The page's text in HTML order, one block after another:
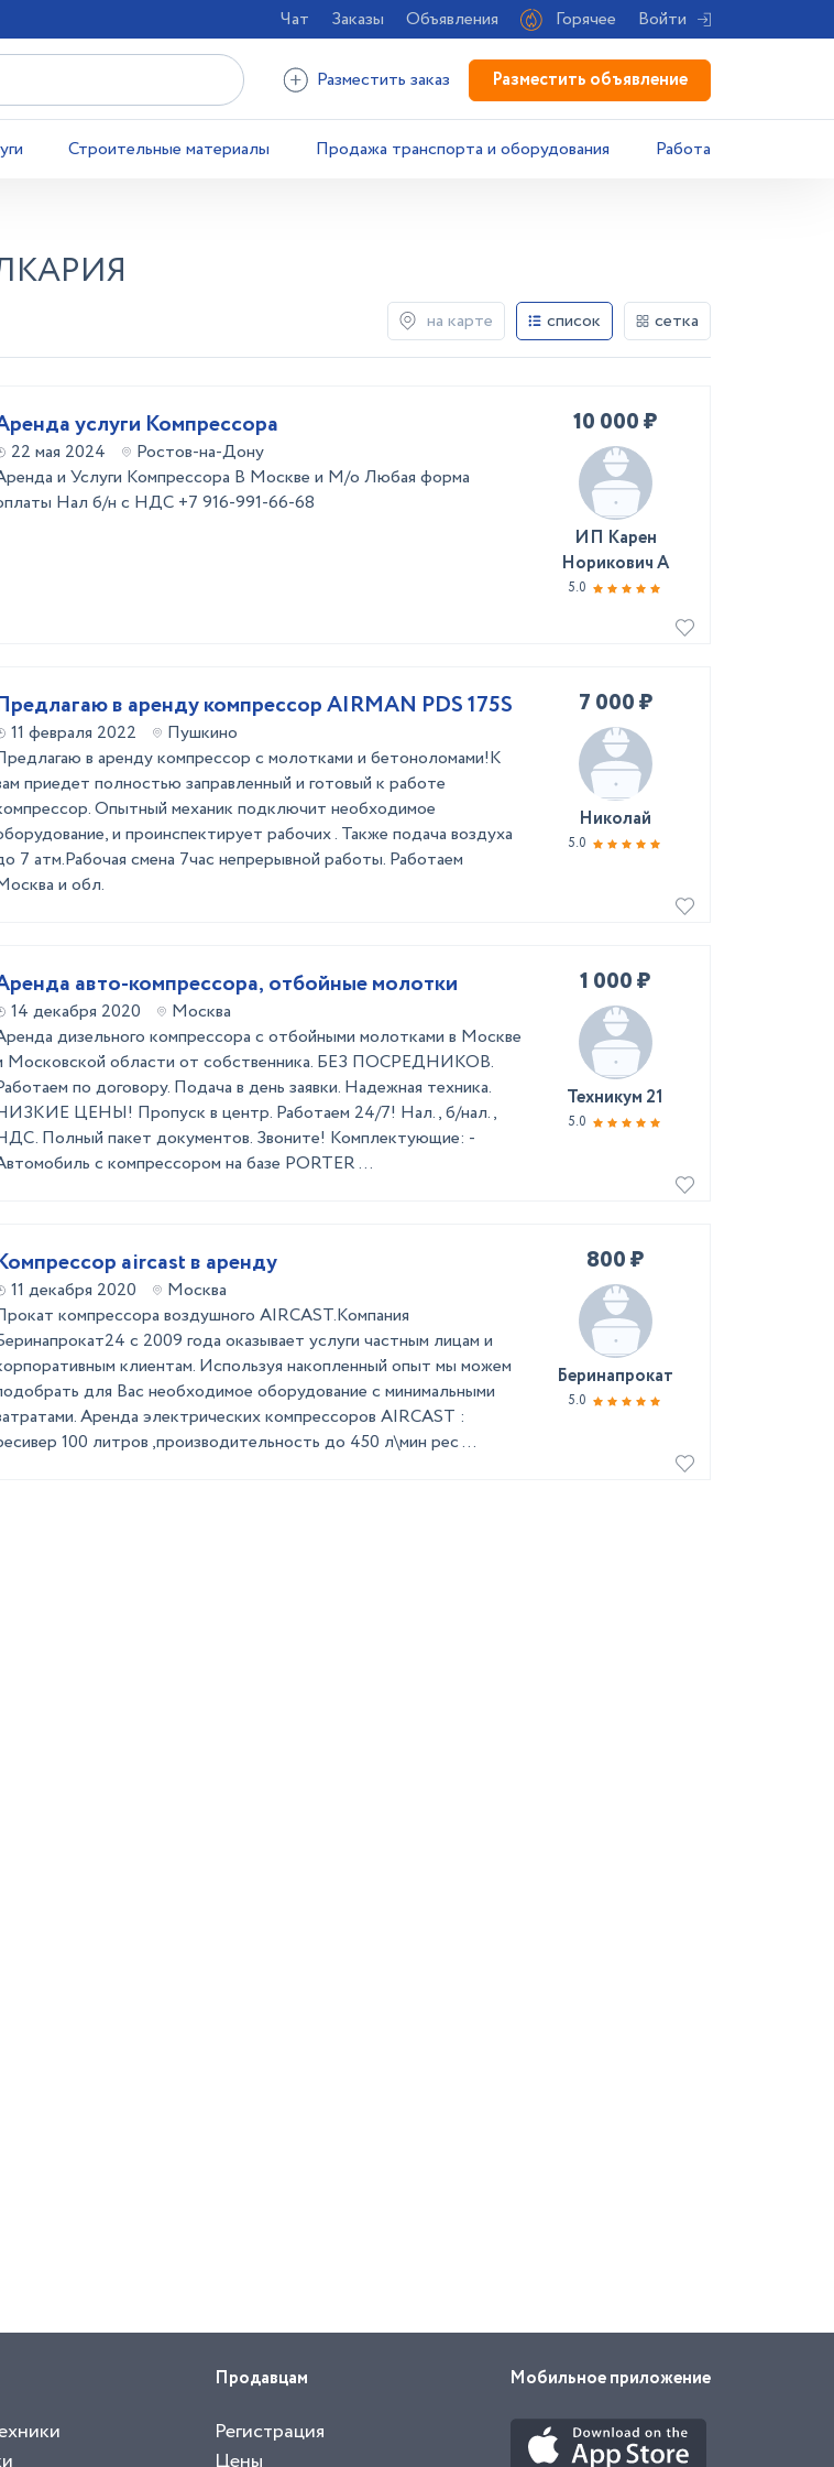
Чат Заказы Объявления Горячее Войти
Разместить заказ Разместить объявление
Строительные материалы Продажа транспорта и оборудования Работа
на карте список сетка
услуги Компрессора
22 мая 2024
Ростов-на-Дону
и Услуги Компрессора В Москве и М/о Любая форма
Нал б/н с НДС +7 916-991-66-68
10 000 ₽
ИП Карен
Норикович А
5.0
в аренду компрессор AIRMAN PDS 175S
11 февраля 2022
Пушкино
в аренду компрессор с молотками и бетоноломами!К
приедет полностью заправленный и готовый к работе
Опытный механик подключит необходимое
и проинспектирует рабочих . Также подача воздуха
7 атм.Рабочая смена 7час непрерывной работы. Работаем
и обл.
7 000 ₽
Николай
5.0
авто-компрессора, отбойные молотки
14 декабря 2020
Москва
дизельного компрессора с отбойными молотками в Москве
Московской области от собственника. БЕЗ ПОСРЕДНИКОВ.
по договору. Подача в день заявки. Надежная техника.
ЦЕНЫ! Пропуск в центр. Работаем 24/7! Нал., б/нал.,
Полный пакет документов. Звоните! Комплектующие: -
с компрессором на базе PORTER ...
1 000 ₽
Техникум 21
5.0
aircast в аренду
11 декабря 2020
Москва
компрессора воздушного AIRCAST.Компания
с 2009 года оказывает услуги частным лицам и
клиентам. Используя накопленный опыт мы можем
для Вас необходимое оборудование с минимальными
Аренда электрических компрессоров АIRCAST :
100 литров ,производительность до 450 л\мин рес ...
800 ₽
Беринапрокат
5.0
Продавцам
Регистрация
Мобильное приложение